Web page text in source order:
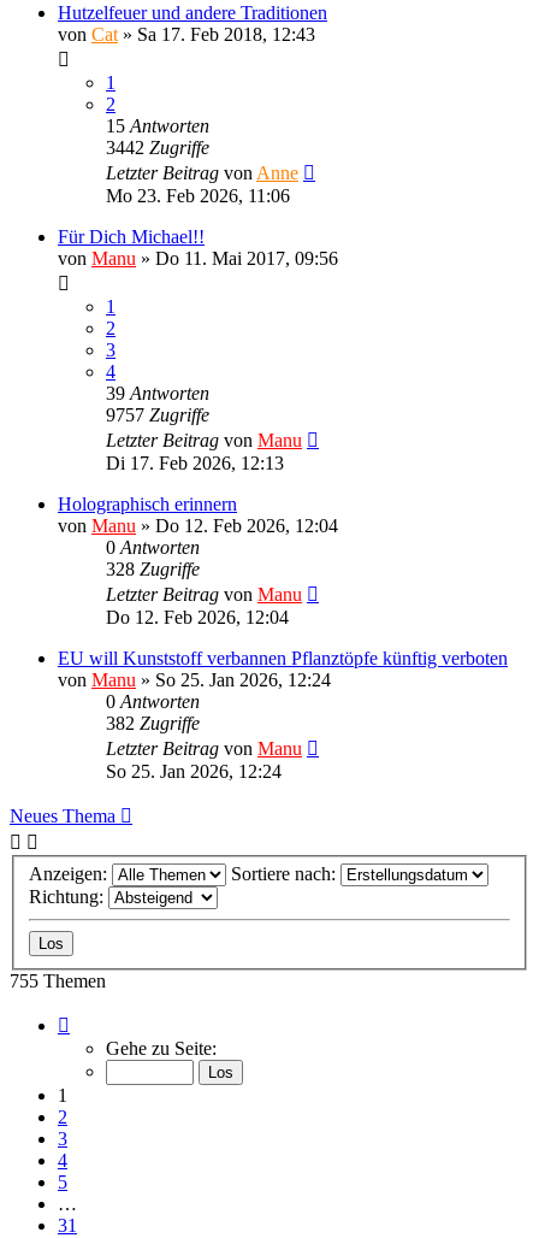
Hutzelfeuer und andere Traditionen
von Cat » Sa 17. Feb 2018, 12:43
1
2
15 Antworten
3442 Zugriffe
Letzter Beitrag von Anne
Mo 23. Feb 2026, 11:06
Für Dich Michael!!
von Manu » Do 11. Mai 2017, 09:56
1
2
3
4
39 Antworten
9757 Zugriffe
Letzter Beitrag von Manu
Di 17. Feb 2026, 12:13
Holographisch erinnern
von Manu » Do 12. Feb 2026, 12:04
0 Antworten
328 Zugriffe
Letzter Beitrag von Manu
Do 12. Feb 2026, 12:04
EU will Kunststoff verbannen Pflanztöpfe künftig verboten
von Manu » So 25. Jan 2026, 12:24
0 Antworten
382 Zugriffe
Letzter Beitrag von Manu
So 25. Jan 2026, 12:24
Neues Thema
Anzeigen:
Sortiere nach:
Richtung:
755 Themen
von
Gehe zu Seite:
1
2
3
4
5
…
31